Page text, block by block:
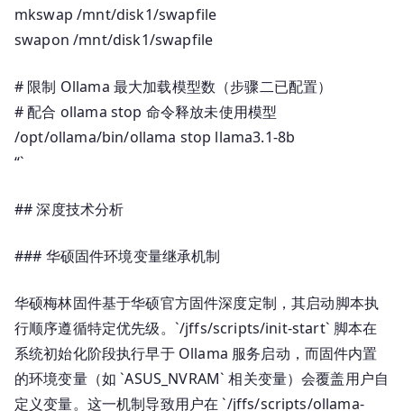
mkswap /mnt/disk1/swapfile
swapon /mnt/disk1/swapfile
# 限制 Ollama 最大加载模型数（步骤二已配置）
# 配合 ollama stop 命令释放未使用模型
/opt/ollama/bin/ollama stop llama3.1-8b
“`
## 深度技术分析
### 华硕固件环境变量继承机制
华硕梅林固件基于华硕官方固件深度定制，其启动脚本执
行顺序遵循特定优先级。`/jffs/scripts/init-start` 脚本在
系统初始化阶段执行早于 Ollama 服务启动，而固件内置
的环境变量（如 `ASUS_NVRAM` 相关变量）会覆盖用户自
定义变量。这一机制导致用户在 `/jffs/scripts/ollama-